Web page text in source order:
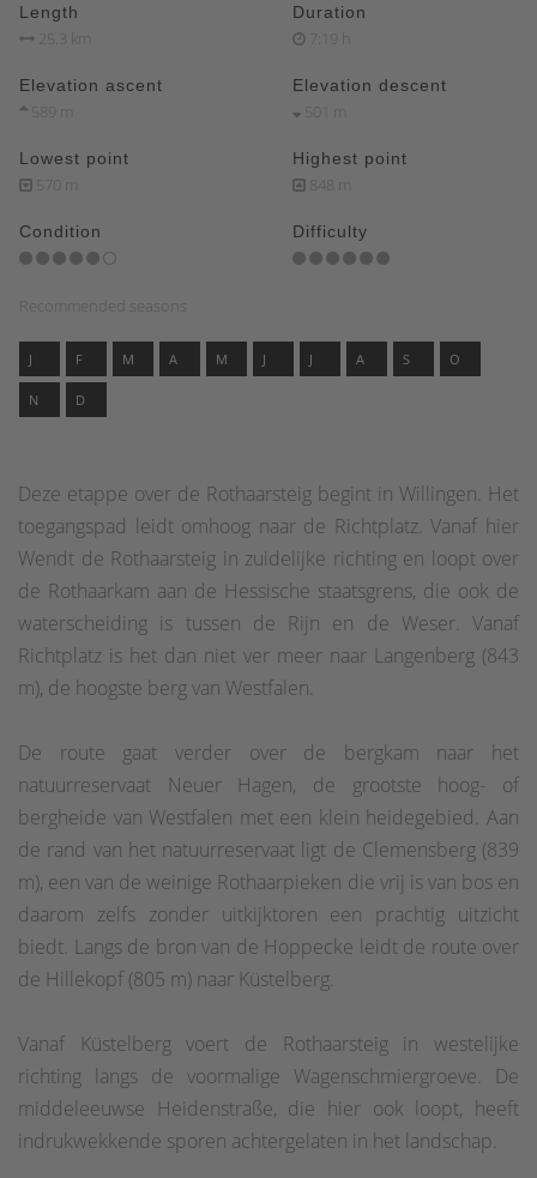
Length
25.3 km
Duration
7:19 h
Elevation ascent
589 m
Elevation descent
501 m
Lowest point
570 m
Highest point
848 m
Condition Difficulty
Recommended seasons
J F M A M J J A S O
N D
Deze etappe over de Rothaarsteig begint in Willingen. Het
toegangspad leidt omhoog naar de Richtplatz. Vanaf hier
Wendt de Rothaarsteig in zuidelijke richting en loopt over
de Rothaarkam aan de Hessische staatsgrens, die ook de
waterscheiding is tussen de Rijn en de Weser. Vanaf
Richtplatz is het dan niet ver meer naar Langenberg (843
m), de hoogste berg van Westfalen.
De route gaat verder over de bergkam naar het
natuurreservaat Neuer Hagen, de grootste hoog- of
bergheide van Westfalen met een klein heidegebied. Aan
de rand van het natuurreservaat ligt de Clemensberg (839
m), een van de weinige Rothaarpieken die vrij is van bos en
daarom zelfs zonder uitkijktoren een prachtig uitzicht
biedt. Langs de bron van de Hoppecke leidt de route over
de Hillekopf (805 m) naar Küstelberg.
Vanaf Küstelberg voert de Rothaarsteig in westelijke
richting langs de voormalige Wagenschmiergroeve. De
middeleeuwse Heidenstraße, die hier ook loopt, heeft
indrukwekkende sporen achtergelaten in het landschap.